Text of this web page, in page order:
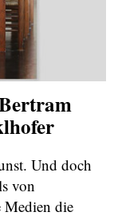
Und doch
von
Medien die